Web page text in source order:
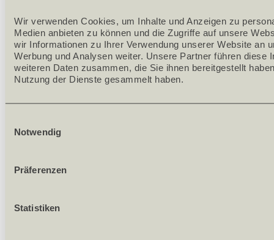
Wir verwenden Cookies, um Inhalte und Anzeigen zu
Medien anbieten zu können und die Zugriffe auf unsere
wir Informationen zu Ihrer Verwendung unserer Website an
Werbung und Analysen weiter. Unsere Partner führen diese
weiteren Daten zusammen, die Sie ihnen bereitgestellt
Nutzung der Dienste gesammelt haben.
Notwendig
Präferenzen
Statistiken
Stärke [mm] 40
Länge [mm] 2010
Breite [mm] 850
Bandseite links
Dekor Decora Vital Flamm-Eiche